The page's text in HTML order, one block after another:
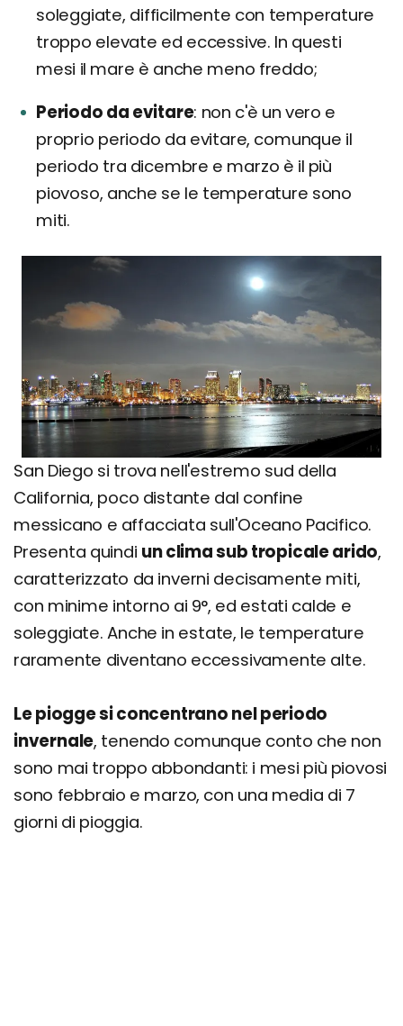
soleggiate, difficilmente con temperature
troppo elevate ed eccessive. In questi
mesi il mare è anche meno freddo;
Periodo da evitare non c'è un vero e
proprio periodo da evitare, comunque il
periodo tra dicembre e marzo è il più
piovoso, anche se le temperature sono
miti.
San Diego si trova nell'estremo sud della
California, poco distante dal confine
messicano e affacciata sull'Oceano Pacifico.
Presenta quindi un clima sub tropicale arido,
caratterizzato da inverni decisamente miti,
con minime intorno ai 9°, ed estati calde e
soleggiate. Anche in estate, le temperature
raramente diventano eccessivamente alte.
Le piogge si concentrano nel periodo
invernale, tenendo comunque conto che non
sono mai troppo abbondanti: i mesi più piovosi
sono febbraio e marzo, con una media di 7
giorni di pioggia.